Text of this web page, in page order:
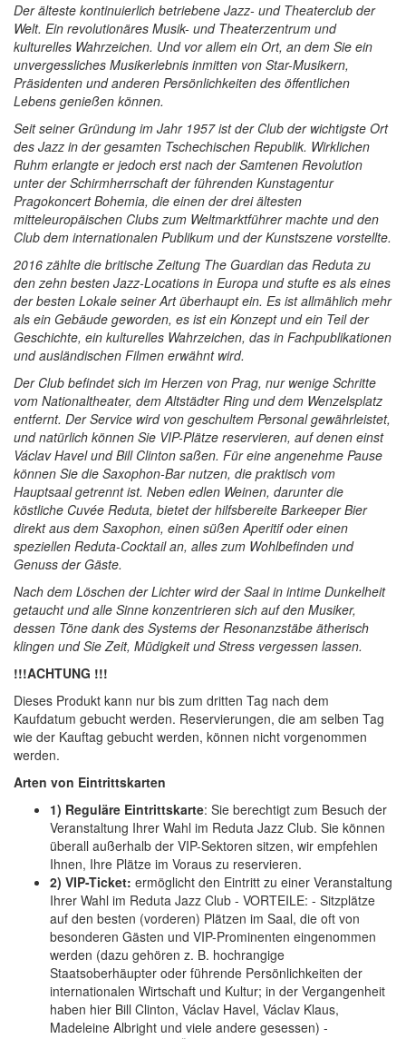
Der älteste kontinuierlich betriebene Jazz- und Theaterclub der
Welt. Ein revolutionäres Musik- und Theaterzentrum und
kulturelles Wahrzeichen. Und vor allem ein Ort, an dem Sie ein
unvergessliches Musikerlebnis inmitten von Star-Musikern,
Präsidenten und anderen Persönlichkeiten des öffentlichen
Lebens genießen können.
Seit seiner Gründung im Jahr 1957 ist der Club der wichtigste Ort
des Jazz in der gesamten Tschechischen Republik. Wirklichen
Ruhm erlangte er jedoch erst nach der Samtenen Revolution
unter der Schirmherrschaft der führenden Kunstagentur
Pragokoncert Bohemia, die einen der drei ältesten
mitteleuropäischen Clubs zum Weltmarktführer machte und den
Club dem internationalen Publikum und der Kunstszene vorstellte.
2016 zählte die britische Zeitung The Guardian das Reduta zu
den zehn besten Jazz-Locations in Europa und stufte es als eines
der besten Lokale seiner Art überhaupt ein. Es ist allmählich mehr
als ein Gebäude geworden, es ist ein Konzept und ein Teil der
Geschichte, ein kulturelles Wahrzeichen, das in Fachpublikationen
und ausländischen Filmen erwähnt wird.
Der Club befindet sich im Herzen von Prag, nur wenige Schritte
vom Nationaltheater, dem Altstädter Ring und dem Wenzelsplatz
entfernt. Der Service wird von geschultem Personal gewährleistet,
und natürlich können Sie VIP-Plätze reservieren, auf denen einst
Václav Havel und Bill Clinton saßen. Für eine angenehme Pause
können Sie die Saxophon-Bar nutzen, die praktisch vom
Hauptsaal getrennt ist. Neben edlen Weinen, darunter die
köstliche Cuvée Reduta, bietet der hilfsbereite Barkeeper Bier
direkt aus dem Saxophon, einen süßen Aperitif oder einen
speziellen Reduta-Cocktail an, alles zum Wohlbefinden und
Genuss der Gäste.
Nach dem Löschen der Lichter wird der Saal in intime Dunkelheit
getaucht und alle Sinne konzentrieren sich auf den Musiker,
dessen Töne dank des Systems der Resonanzstäbe ätherisch
klingen und Sie Zeit, Müdigkeit und Stress vergessen lassen.
!!!ACHTUNG !!!
Dieses Produkt kann nur bis zum dritten Tag nach dem
Kaufdatum gebucht werden. Reservierungen, die am selben Tag
wie der Kauftag gebucht werden, können nicht vorgenommen
werden.
Arten von Eintrittskarten
1) Reguläre Eintrittskarte: Sie berechtigt zum Besuch der
Veranstaltung Ihrer Wahl im Reduta Jazz Club. Sie können
überall außerhalb der VIP-Sektoren sitzen, wir empfehlen
Ihnen, Ihre Plätze im Voraus zu reservieren.
2) VIP-Ticket: ermöglicht den Eintritt zu einer Veranstaltung
Ihrer Wahl im Reduta Jazz Club - VORTEILE: - Sitzplätze
auf den besten (vorderen) Plätzen im Saal, die oft von
besonderen Gästen und VIP-Prominenten eingenommen
werden (dazu gehören z. B. hochrangige
Staatsoberhäupter oder führende Persönlichkeiten der
internationalen Wirtschaft und Kultur; in der Vergangenheit
haben hier Bill Clinton, Václav Havel, Václav Klaus,
Madeleine Albright und viele andere gesessen) -